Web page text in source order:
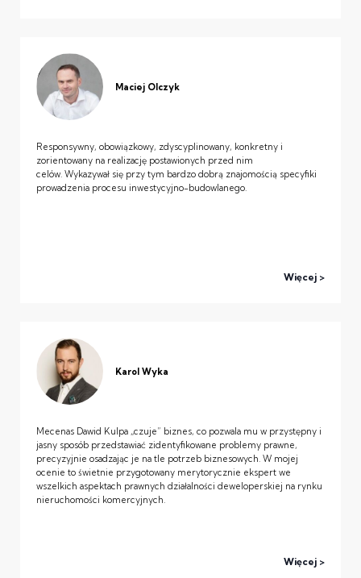
Maciej Olczyk
Responsywny, obowiązkowy, zdyscyplinowany, konkretny i
zorientowany na realizację postawionych przed nim
celów. Wykazywał się przy tym bardzo dobrą znajomością specyfiki
prowadzenia procesu inwestycyjno-budowlanego.
Więcej
Karol Wyka
Mecenas Dawid Kulpa „czuje” biznes, co pozwala mu w przystępny i
jasny sposób przedstawiać zidentyfikowane problemy prawne,
precyzyjnie osadzając je na tle potrzeb biznesowych. W mojej
ocenie to świetnie przygotowany merytorycznie ekspert we
wszelkich aspektach prawnych działalności deweloperskiej na rynku
nieruchomości komercyjnych.
Więcej